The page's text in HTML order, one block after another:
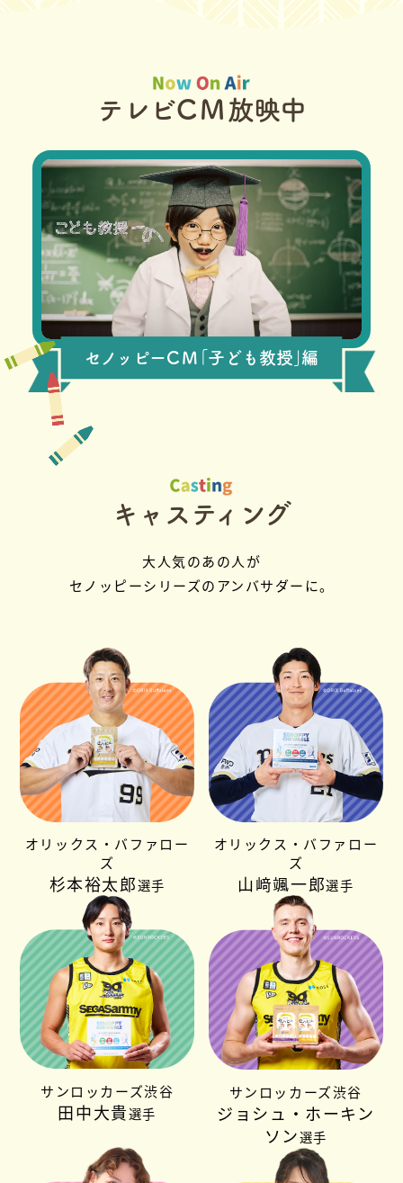
テレビCM 放映中
セノッピーCM ｢子ども教授｣編
キャスティング
大人気のあの人が
セノッピーシリーズのアンバサダーに。
オリックス・バファロー
ズ
杉本裕太郎選手
オリックス・バファロー
ズ
山﨑颯一郎選手
サンロッカーズ渋谷
田中大貴選手
サンロッカーズ渋谷
ジョシュ・ホーキン
ソン選手